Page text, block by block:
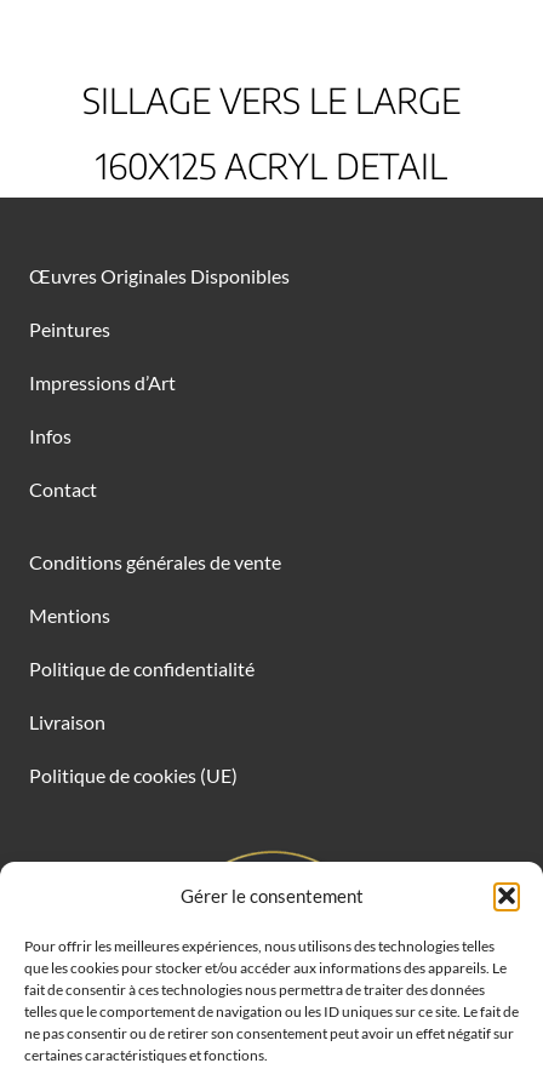
Gérer le consentement
Pour offrir les meilleures expériences, nous utilisons des technologies telles
que les cookies pour stocker et/ou accéder aux informations des appareils. Le
fait de consentir à ces technologies nous permettra de traiter des données
telles que le comportement de navigation ou les ID uniques sur ce site. Le fait de
ne pas consentir ou de retirer son consentement peut avoir un effet négatif sur
certaines caractéristiques et fonctions.
SILLAGE VERS LE LARGE
160X125 ACRYL DETAIL
Œuvres Originales Disponibles
Peintures
Impressions d’Art
Infos
Contact
Conditions générales de vente
Mentions
Politique de confidentialité
Livraison
Politique de cookies (UE)